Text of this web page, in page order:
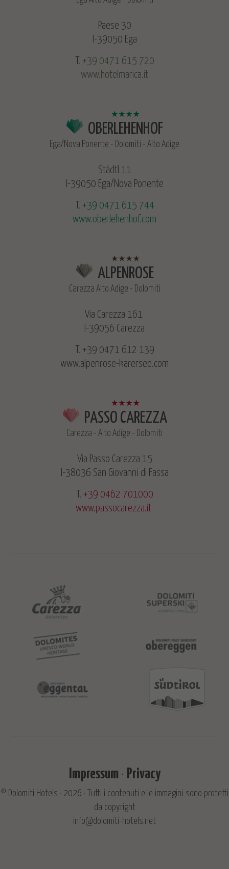
Paese 30
I-39050 Ega
T. +39 0471 615 720
www.hotelmarica.it
OBERLEHENHOF
Ega/Nova Ponente - Dolomiti - Alto Adige
Städtl 11
I-39050 Ega/Nova Ponente
T. +39 0471 615 744
www.oberlehenhof.com
ALPENROSE
Carezza Alto Adige - Dolomiti
Via Carezza 161
I-39056 Carezza
T. +39 0471 612 139
www.alpenrose-karersee.com
PASSO CAREZZA
Carezza - Alto Adige - Dolomiti
Via Passo Carezza 15
I-38036 San Giovanni di Fassa
T. +39 0462 701000
www.passocarezza.it
Impressum Privacy
© Dolomiti Hotels · 2026 · Tutti i contenuti e le immagini sono protetti
da copyright
info@dolomiti-hotels.net